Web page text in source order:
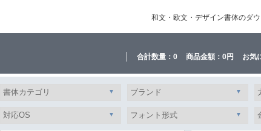
和文・欧文・デザイン書体のダ
合計数量： 0 商品金額： 0円 お気